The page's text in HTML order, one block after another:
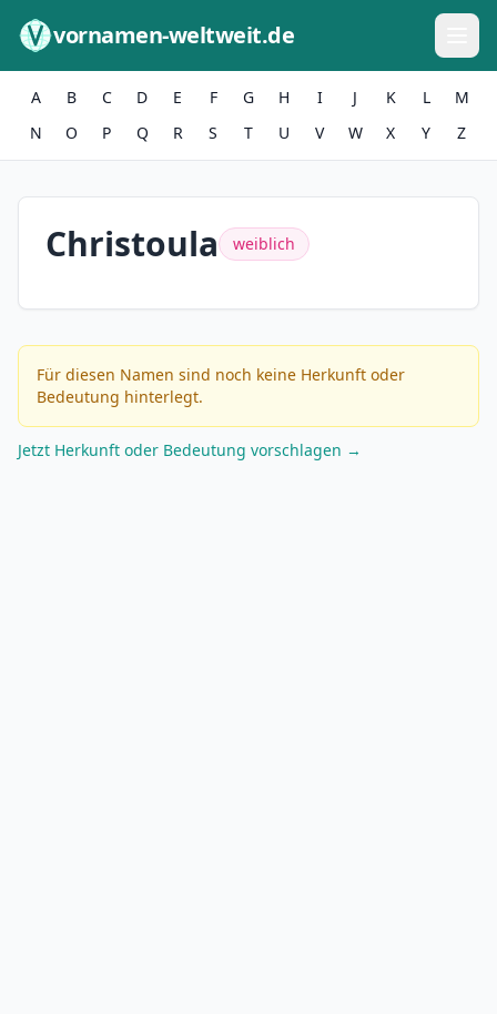
vornamen-weltweit.de
A B C D E F G H I J K L
M
N
O P Q R S T U V W X Y Z
Christoula weiblich
Für diesen Namen sind noch keine Herkunft oder
Bedeutung hinterlegt.
Jetzt Herkunft oder Bedeutung vorschlagen →